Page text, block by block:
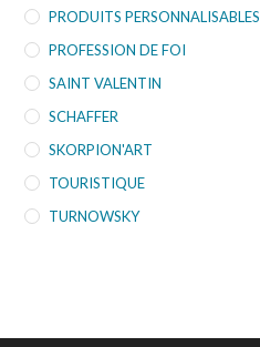
PRODUITS PERSONNALISABLES
PROFESSION DE FOI
SAINT VALENTIN
SCHAFFER
SKORPION'ART
TOURISTIQUE
TURNOWSKY